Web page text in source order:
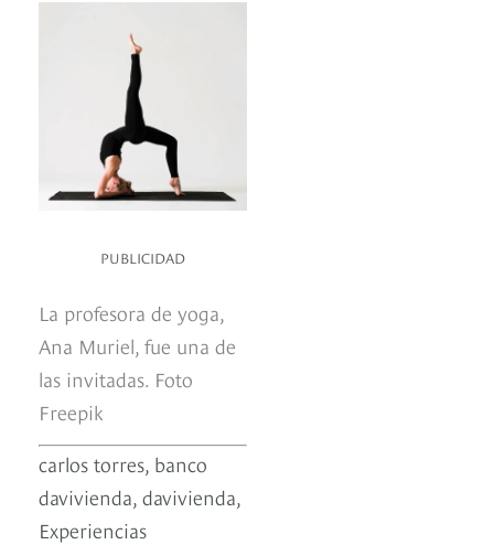
PUBLICIDAD
La profesora de yoga,
Ana Muriel, fue una de
las invitadas. Foto
Freepik
carlos torres, banco
davivienda, davivienda,
Experiencias